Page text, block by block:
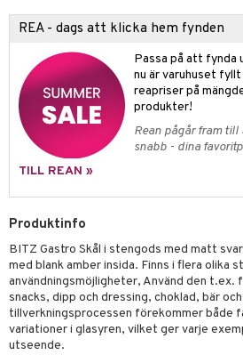
REA - dags att klicka hem fynden
Passa på att fynda
nu är varuhuset
reapriser på
produkter!
Rean pågår fram
snabb - dina
TILL REAN »
Produktinfo
BITZ Gastro Skål i stengods med matt
med blank amber insida. Finns i flera olika
användningsmöjligheter, Använd den
snacks, dipp och dressing, choklad, bär
tillverkningsprocessen förekommer både
variationer i glasyren, vilket ger varje
utseende.
tallrikar
Bakformar
& Skålar
& Täcken
& Örngott
svar